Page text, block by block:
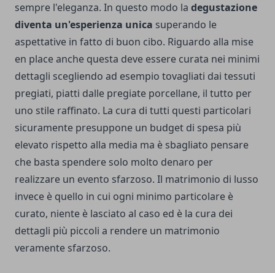
sempre l'eleganza. In questo modo la degustazione
diventa un'esperienza unica superando le
aspettative in fatto di buon cibo. Riguardo alla mise
en place anche questa deve essere curata nei minimi
dettagli scegliendo ad esempio tovagliati dai tessuti
pregiati, piatti dalle pregiate porcellane, il tutto per
uno stile raffinato. La cura di tutti questi particolari
sicuramente presuppone un budget di spesa più
elevato rispetto alla media ma è sbagliato pensare
che basta spendere solo molto denaro per
realizzare un evento sfarzoso. Il matrimonio di lusso
invece è quello in cui ogni minimo particolare è
curato, niente è lasciato al caso ed è la cura dei
dettagli più piccoli a rendere un matrimonio
veramente sfarzoso.